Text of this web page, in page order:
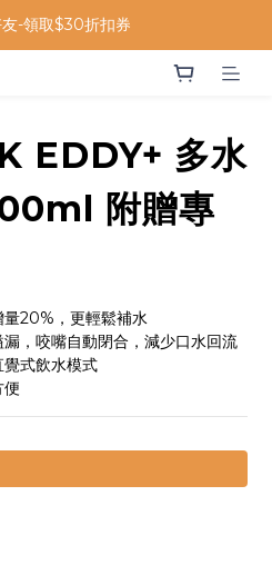
-領取$30折扣券
EDDY+ 多水
附贈專
20%，更輕鬆補水
，咬嘴自動閉合，減少口水回流
式飲水模式